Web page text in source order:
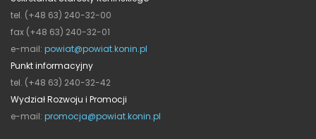
tel. (+48 63) 240-32-00
fax (+48 63) 240-32-01
e-mail: powiat@powiat.konin.pl
Punkt informacyjny
tel. (+48 63) 240-32-42
Wydział Rozwoju i Promocji
e-mail: promocja@powiat.konin.pl